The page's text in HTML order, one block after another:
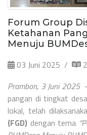
Forum Group
Ketahanan
Menuju
03 Juni 2025
Prambon, 3 Juni 2025
pangan di tingkat
lokal, telah
(FGD) dengan tema